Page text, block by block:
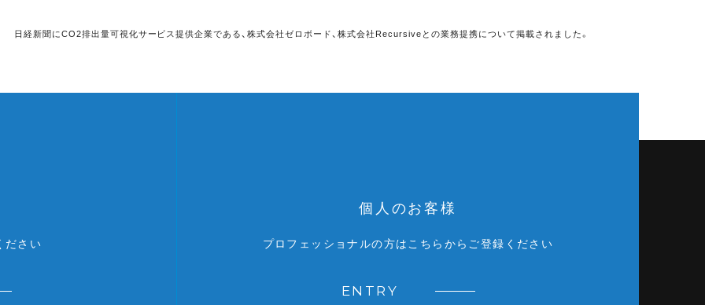
日経新聞にCO2排出量可視化サービス提供企業である、株式会社ゼロボード、株式会社Recursiveとの業務提携について掲載されました。
ださい
個人のお客様
プロフェッショナルの方はこちらからご登録ください
ENTRY